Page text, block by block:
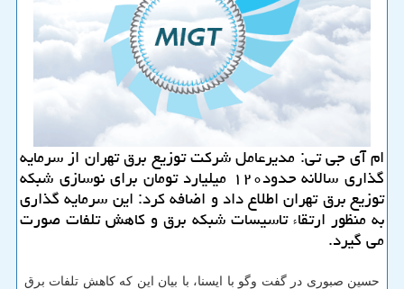
ام آی جی تی: مدیرعامل شركت توزیع برق تهران از سرمایه
گذاری سالانه حدود۱۲۰ میلیارد تومان برای نوسازی شبكه
توزیع برق تهران اطلاع داد و اضافه كرد: این سرمایه گذاری
به منظور ارتقاء تاسیسات شبكه برق و كاهش تلفات صورت
می گیرد.
حسین صبوری در گفت وگو با ایسنا، با بیان این كه كاهش تلفات برق